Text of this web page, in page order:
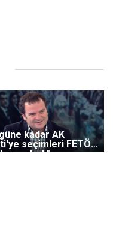
kadar AK
seçimleri FETÖ